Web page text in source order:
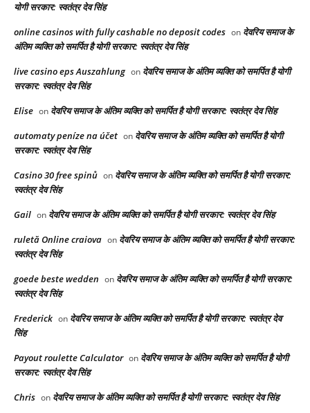
योगी सरकार: स्वतंत्र देव सिंह
online casinos with fully cashable no deposit codes on देवरिय समाज के
अंतिम व्यक्ति को समर्पित है योगी सरकार: स्वतंत्र देव सिंह
live casino eps Auszahlung on देवरिय समाज के अंतिम व्यक्ति को समर्पित है योगी
सरकार: स्वतंत्र देव सिंह
Elise on देवरिय समाज के अंतिम व्यक्ति को समर्पित है योगी सरकार: स्वतंत्र देव सिंह
automaty peníze na účet on देवरिय समाज के अंतिम व्यक्ति को समर्पित है योगी
सरकार: स्वतंत्र देव सिंह
Casino 30 free spinů on देवरिय समाज के अंतिम व्यक्ति को समर्पित है योगी सरकार:
स्वतंत्र देव सिंह
Gail on देवरिय समाज के अंतिम व्यक्ति को समर्पित है योगी सरकार: स्वतंत्र देव सिंह
ruletă Online craiova on देवरिय समाज के अंतिम व्यक्ति को समर्पित है योगी सरकार:
स्वतंत्र देव सिंह
goede beste wedden on देवरिय समाज के अंतिम व्यक्ति को समर्पित है योगी सरकार:
स्वतंत्र देव सिंह
Frederick on देवरिय समाज के अंतिम व्यक्ति को समर्पित है योगी सरकार: स्वतंत्र देव
सिंह
Payout roulette Calculator on देवरिय समाज के अंतिम व्यक्ति को समर्पित है योगी
सरकार: स्वतंत्र देव सिंह
Chris on देवरिय समाज के अंतिम व्यक्ति को समर्पित है योगी सरकार: स्वतंत्र देव सिंह